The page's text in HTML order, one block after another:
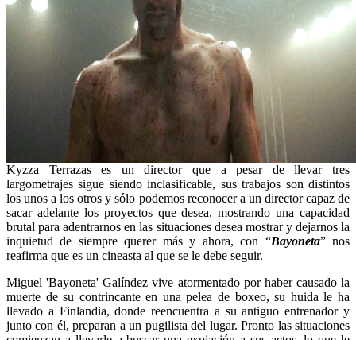
Kyzza Terrazas es un director que a pesar de llevar tres
largometrajes sigue siendo inclasificable, sus trabajos son distintos
los unos a los otros y sólo podemos reconocer a un director capaz de
sacar adelante los proyectos que desea, mostrando una capacidad
brutal para adentrarnos en las situaciones desea mostrar y dejarnos la
inquietud de siempre querer más y ahora, con “Bayoneta” nos
reafirma que es un cineasta al que se le debe seguir.
Miguel 'Bayoneta' Galíndez vive atormentado por haber causado la
muerte de su contrincante en una pelea de boxeo, su huida le ha
llevado a Finlandia, donde reencuentra a su antiguo entrenador y
junto con él, preparan a un pugilista del lugar. Pronto las situaciones